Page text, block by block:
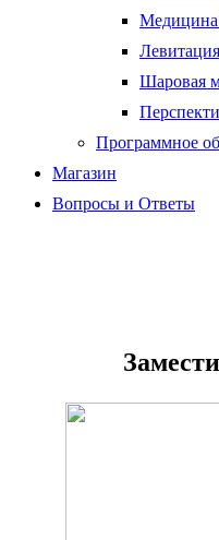
Левитация
Шаровая
Программное
Магазин
Вопросы и Ответы